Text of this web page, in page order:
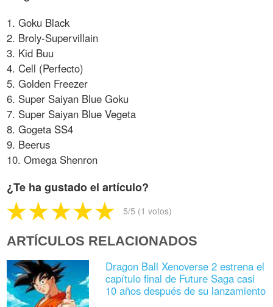
1. Goku Black
2. Broly-Supervillain
3. Kid Buu
4. Cell (Perfecto)
5. Golden Freezer
6. Super Saiyan Blue Goku
7. Super Saiyan Blue Vegeta
8. Gogeta SS4
9. Beerus
10. Omega Shenron
¿Te ha gustado el artículo?
5/5 (1 votos)
ARTÍCULOS RELACIONADOS
Dragon Ball Xenoverse 2 estrena el
capítulo final de Future Saga casi
10 años después de su lanzamiento